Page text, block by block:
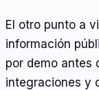
El otro punto a
información
por demo antes
integraciones y